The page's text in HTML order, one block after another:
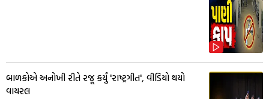
બાળકોએ અનોખી રીતે રજૂ કર્યું 'રાષ્ટ્રગીત', વીડિયો થયો
વાયરલ